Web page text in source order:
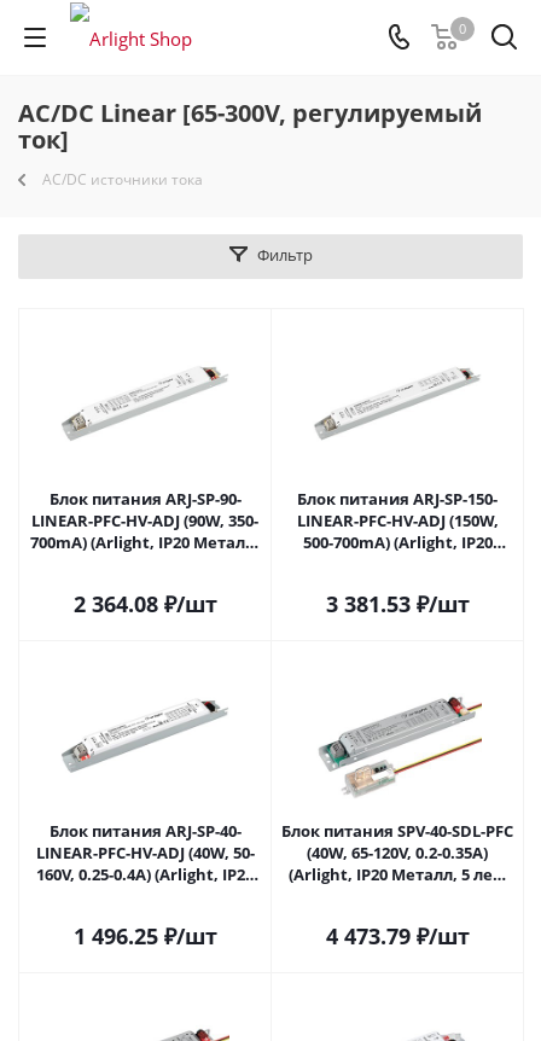
0
AC/DC Linear [65-300V, регулируемый
ток]
AC/DC источники тока
Фильтр
Блок питания ARJ-SP-90-
LINEAR-PFC-HV-ADJ (90W, 350-
700mA) (Arlight, IP20 Металл,
2 364.08₽/шт
Блок питания ARJ-SP-150-
LINEAR-PFC-HV-ADJ (150W,
500-700mA) (Arlight, IP20
3 381.53₽/шт
Блок питания ARJ-SP-40-
LINEAR-PFC-HV-ADJ (40W, 50-
160V, 0.25-0.4A) (Arlight, IP20
1 496.25₽/шт
Блок питания SPV-40-SDL-PFC
(40W, 65-120V, 0.2-0.35A)
(Arlight, IP20 Металл, 5 лет)
4 473.79₽/шт